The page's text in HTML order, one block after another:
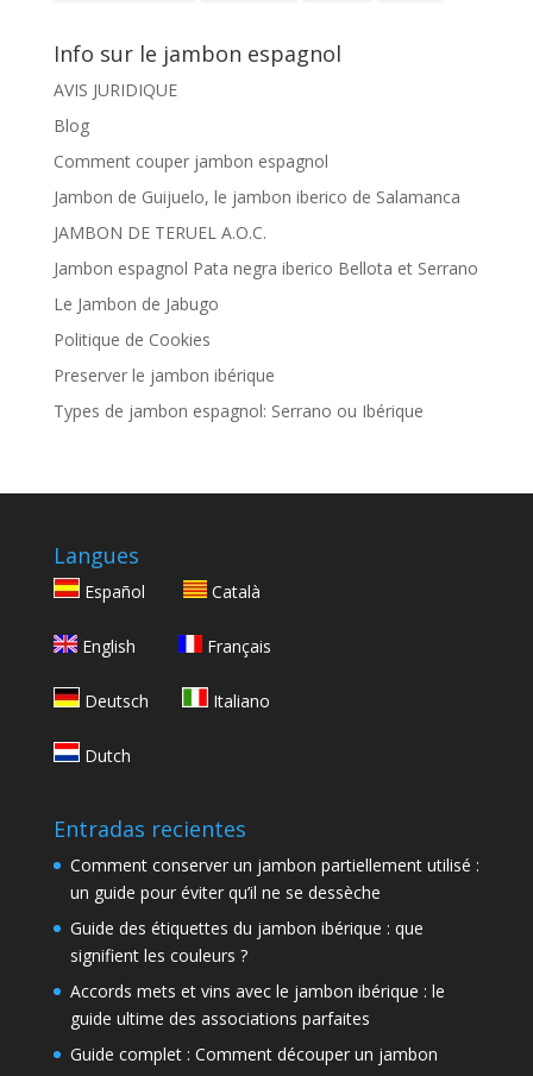
Info sur le jambon espagnol
AVIS JURIDIQUE
Blog
Comment couper jambon espagnol
Jambon de Guijuelo, le jambon iberico de Salamanca
JAMBON DE TERUEL A.O.C.
Jambon espagnol Pata negra iberico Bellota et Serrano
Le Jambon de Jabugo
Politique de Cookies
Preserver le jambon ibérique
Types de jambon espagnol: Serrano ou Ibérique
Langues
Español Català
English Français
Deutsch Italiano
Dutch
Entradas recientes
Comment conserver un jambon partiellement utilisé :
un guide pour éviter qu’il ne se dessèche
Guide des étiquettes du jambon ibérique : que
signifient les couleurs ?
Accords mets et vins avec le jambon ibérique : le
guide ultime des associations parfaites
Guide complet : Comment découper un jambon